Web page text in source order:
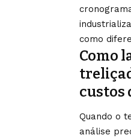
como
Como
custos
Quando o
análise